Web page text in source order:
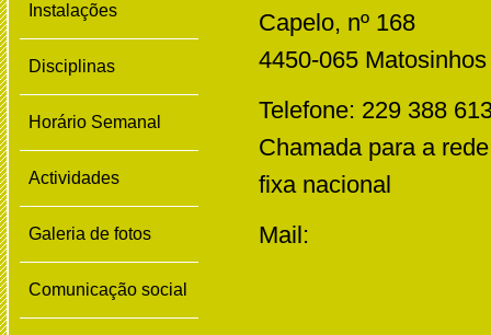
Instalações
Disciplinas
Horário Semanal
Actividades
Galeria de fotos
Comunicação social
Capelo, nº 168
4450-065 Matosinhos
Telefone: 229 388
Chamada para a rede
fixa nacional
Mail: